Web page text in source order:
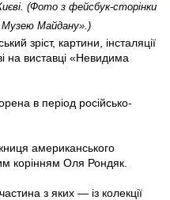
(Фото з фейсбук-сторінки
Майдану».)
зріст, картини, інсталяції
на виставці «Невидима
в період російсько-
американського
корінням Оля Рондяк.
з яких — із колекції